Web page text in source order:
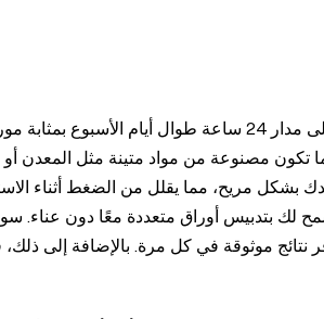
تعتبر هذه الدباسة التي تعمل على مدار 24 ساعة
بشكل مريح، مما يقلل من الضغط أثناء
لك بتدبيس أوراق متعددة معًا دون عناء.
نتائج موثوقة في كل مرة. بالإضافة إلى ذلك،